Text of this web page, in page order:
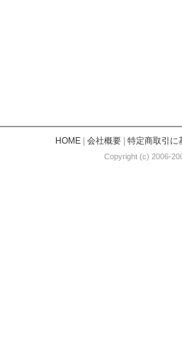
HOME| 会社概要| 特定商取引に
Copyright (c) 2006-